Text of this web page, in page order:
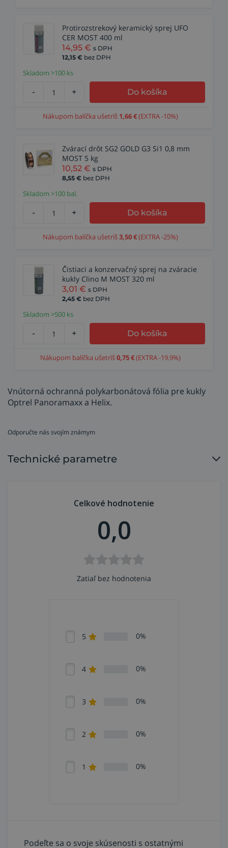
Protirozstrekový keramický sprej UFO
CER MOST 400 ml
14,95 € s DPH
12,15 € bez DPH
Skladom >100 ks
- + Do košíka
Nákupom balíčka ušetríš 1,66€(EXTRA -10%)
Zvárací drôt SG2 GOLD G3 Si1 0,8 mm
MOST 5 kg
10,52 € s DPH
8,55 € bez DPH
Skladom >100 bal.
- + Do košíka
Nákupom balíčka ušetríš3,50€(EXTRA -25%)
Čistiaci a konzervačný sprej na zváracie
kukly Clino M MOST 320 ml
3,01 € s DPH
2,45 € bez DPH
Skladom >500 ks
- + Do košíka
Nákupom balíčka ušetríš0,75€(EXTRA -19.9%)
Vnútorná ochranná polykarbonátová fólia pre kukly
Optrel Panoramaxx a Helix.
Odporučte nás svojím známym
Technické parametre
Celkové hodnotenie
0,0
Zatiaľ bez hodnotenia
5 0%
4 0%
3 0%
2 0%
1 0%
Podeľte sa o svoje skúsenosti s ostatnými